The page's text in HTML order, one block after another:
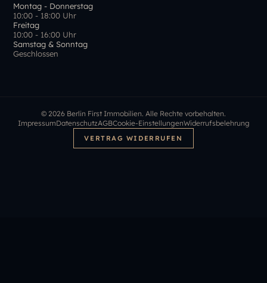
Montag - Donnerstag
10:00 - 18:00 Uhr
Freitag
10:00 - 16:00 Uhr
Samstag & Sonntag
Geschlossen
© 2026 Berlin First Immobilien. Alle Rechte vorbehalten.
ImpressumDatenschutzAGBCookie-EinstellungenWiderrufsbelehrung
VERTRAG WIDERRUFEN